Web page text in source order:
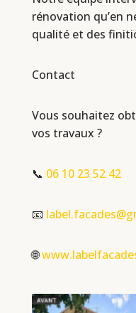
rénovation qu’en
qualité et des
Contact
Vous souhaitez
vos travaux ?
📞 06 10 23 52 42
📧
🌐